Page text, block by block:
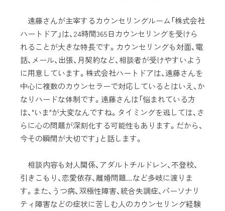
遠藤さんが主宰するカウンセリングルーム「株式会社
ハートドア」は、24時間365日カウンセリングを受けら
れることが大きな特長です。カウンセリングも対面、電
話、メール、出張、月契約など、相談者が受けやすいよう
に用意しています。株式会社ハートドアは、遠藤さんを
中心に複数のカウンセラーで対応しているとはいえ、か
なりハードな体制です。遠藤さんは「悩まれている方
は、"いま"が大変なんですね。タイミングを逃しては、さ
らに心の問題が深刻化する可能性もあります。だから、
今その瞬間が大切です」と話します。
相談内容も対人関係、アダルトチルドレン、不登校、
引きこもり、恋愛依存、離婚問題…など多岐に渡りま
す。また、うつ病、双極性障害、統合失調症、パーソナリ
ティ障害などの症状に苦しむ人のカウンセリング経験